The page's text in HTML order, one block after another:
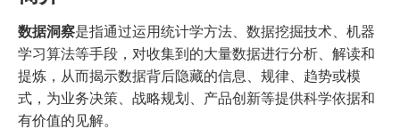
数据洞察是指通过运用统计学方法、数据挖掘技术、机器
学习算法等手段，对收集到的大量数据进行分析、解读和
提炼，从而揭示数据背后隐藏的信息、规律、趋势或模
式，为业务决策、战略规划、产品创新等提供科学依据和
有价值的见解。